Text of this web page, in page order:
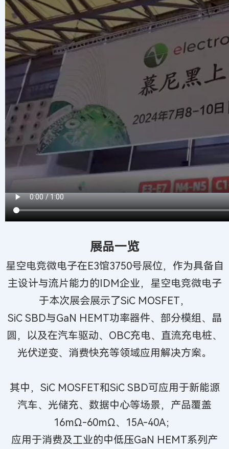
展品一览
星空电竞微电子在E3馆3750号展位，作为具备自
主设计与流片能力的IDM企业，星空电竞微电子
于本次展会展示了SiC MOSFET，
SiC SBD与GaN HEMT功率器件、部分模组、晶
圆，以及在汽车驱动、OBC充电、直流充电桩、
光伏逆变、消费快充等领域应用解决方案。
其中，SiC MOSFET和SiC SBD可应用于新能源
汽车、光储充、数据中心等场景，产品覆盖
16mΩ-60mΩ、15A-40A；
应用于消费及工业的中低压GaN HEMT系列产